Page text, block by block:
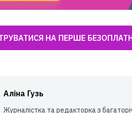
НА ПЕРШЕ
Аліна Гузь
Журналістка та редакторка з